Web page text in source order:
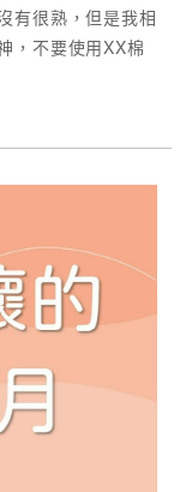
有很熟，但是我相
，不要使用XX棉